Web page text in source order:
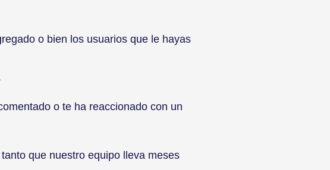
o bien los usuarios que le hayas
o te ha reaccionado con un
que nuestro equipo lleva meses